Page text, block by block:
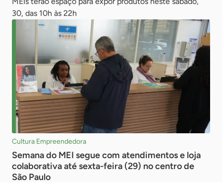
30, das 10h às 22h
Cultura Empreendedora
Semana do MEI segue com atendimentos e loja
colaborativa até sexta-feira (29) no centro de
São Paulo